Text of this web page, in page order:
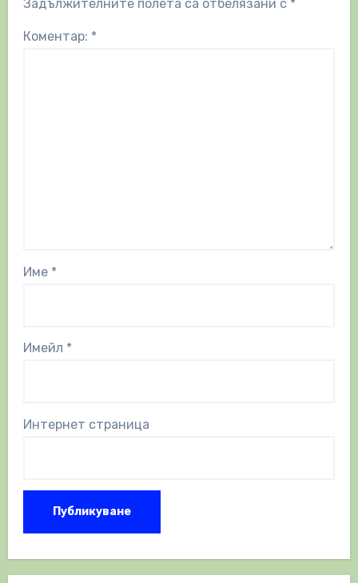
Задължителните полета са отбелязани с *
Коментар: *
Име *
Имейл *
Интернет страница